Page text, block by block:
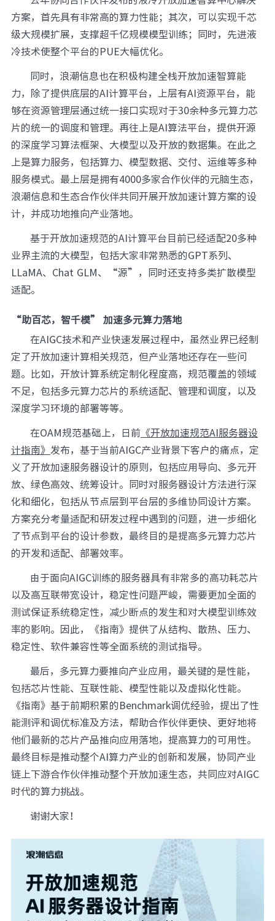
方案，首先具有非常高的算力性能；其次，可以实现千芯
级大规模扩展，支撑超千亿规模模型训练；同时，先进液
冷技术使整个平台的PUE大幅优化。
同时，浪潮信息也在积极构建全栈开放加速智算能
力，除了提供底层的AI计算平台，上层有AI资源平台，能
够在资源管理层通过统一接口实现对于30余种多元算力芯
片的统一的调度和管理。再往上是AI算法平台，提供开源
的深度学习算法框架、大模型以及开放的数据集。在此之
上是算力服务，包括算力、模型数据、交付、运维等多种
服务模式。最上层是拥有4000多家合作伙伴的元脑生态，
浪潮信息和生态合作伙伴共同开展开放加速计算方案的设
计，并成功地推向产业落地。
基于开放加速规范的AI计算平台目前已经适配20多种
业界主流的大模型，包括大家非常熟悉的GPT系列、
LLaMA、Chat GLM、“源”，同时还支持多类扩散模型
适配。
“助百芯，智千模” 加速多元算力落地
在AIGC技术和产业快速发展过程中，虽然业界已经制
定了开放加速计算相关规范，但产业落地还存在一些问
题。比如，开放计算系统定制化程度高，规范覆盖的领域
不足，包括多元算力芯片的系统适配、管理和调度，以及
深度学习环境的部署等等。
在OAM规范基础上，日前《开放加速规范AI服务器设
计指南》 发布，基于当前AIGC产业背景下客户的痛点，定
义了开放加速服务器设计的原则，包括应用导向、多元开
放、绿色高效、统筹设计。同时对服务器设计方法进行深
化和细化，包括从节点层到平台层的多维协同设计方案。
方案充分考量适配和研发过程中遇到的问题，进一步细化
了节点到平台的设计参数，最终目的是提高多元算力芯片
的开发和适配、部署效率。
由于面向AIGC训练的服务器具有非常多的高功耗芯片
以及高互联带宽设计，稳定性问题严峻，需要更加全面的
测试保证系统稳定性，减少断点的发生和对大模型训练效
率的影响。因此，《指南》提供了从结构、散热、压力、
稳定性、软件兼容性等全面系统的测试指导。
最后，多元算力要推向产业应用，最关键的是性能，
包括芯片性能、互联性能、模型性能以及虚拟化性能。
《指南》基于前期积累的Benchmark调优经验，提出了性
能测评和调优标准及方法，帮助合作伙伴更快、更好地将
他们最新的芯片产品推向应用落地，提高算力的可用性。
最终目标是推动整个AI算力产业的创新和发展，协同产业
链上下游合作伙伴推动整个开放加速生态，共同应对AIGC
时代的算力挑战。
谢谢大家！